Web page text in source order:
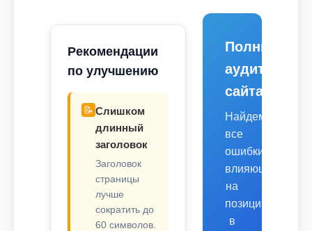
Рекомендации
по улучшению
📝 Слишком
длинный
заголовок
Заголовок
страницы
лучше
сократить до
60 символов.
Полный
аудит
сайта
Найдем
все
ошибки,
влияющие
на
позиции
в